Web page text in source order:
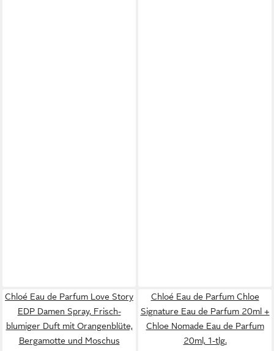
Chloé Eau de Parfum Love Story
EDP Damen Spray, Frisch-
blumiger Duft mit Orangenblüte,
Bergamotte und Moschus
Chloé Eau de Parfum Chloe
Signature Eau de Parfum 20ml +
Chloe Nomade Eau de Parfum
20ml, 1-tlg.